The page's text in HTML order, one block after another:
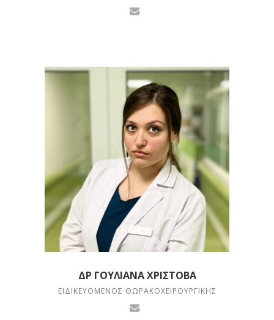
ΔΡ ΓΟΥΛΙΆΝΑ ΧΡΊΣΤΟΒΑ
ΕΙΔΙΚΕΥΌΜΕΝΟΣ ΘΩΡΑΚΟΧΕΙΡΟΥΡΓΙΚΉΣ